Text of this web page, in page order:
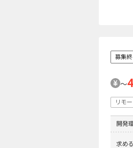
募集
〜
リモ
開発
求め